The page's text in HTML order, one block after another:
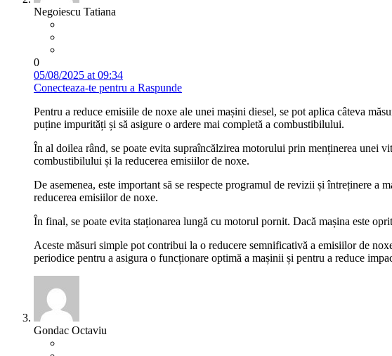
Negoiescu Tatiana
0
05/08/2025 at 09:34
Conecteaza-te pentru a Raspunde
Pentru a reduce emisiile de noxe ale unei mașini diesel, se pot aplica câteva
puține impurități și să asigure o ardere mai completă a combustibilului.
În al doilea rând, se poate evita supraîncălzirea motorului prin menținerea unei
combustibilului și la reducerea emisiilor de noxe.
De asemenea, este important să se respecte programul de revizii și întreținere
reducerea emisiilor de noxe.
În final, se poate evita staționarea lungă cu motorul pornit. Dacă mașina este
Aceste măsuri simple pot contribui la o reducere semnificativă a emisiilor de
periodice pentru a asigura o funcționare optimă a mașinii și pentru a reduce
Gondac Octaviu